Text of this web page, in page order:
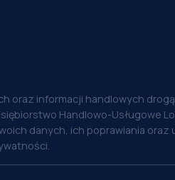
oraz informacji handlowych
Handlowo-Usługowe
danych, ich poprawiania oraz